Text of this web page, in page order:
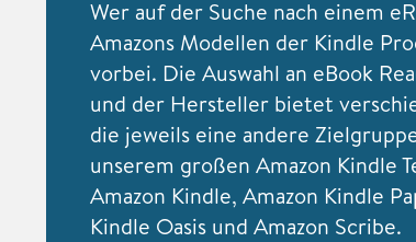
Wer auf der Suche nach einem
Amazons Modellen der Kindle
vorbei. Die Auswahl an eBook
und der Hersteller bietet
die jeweils eine andere
unserem großen Amazon Kindle
Amazon Kindle, Amazon Kindle
Kindle Oasis und Amazon Scribe.